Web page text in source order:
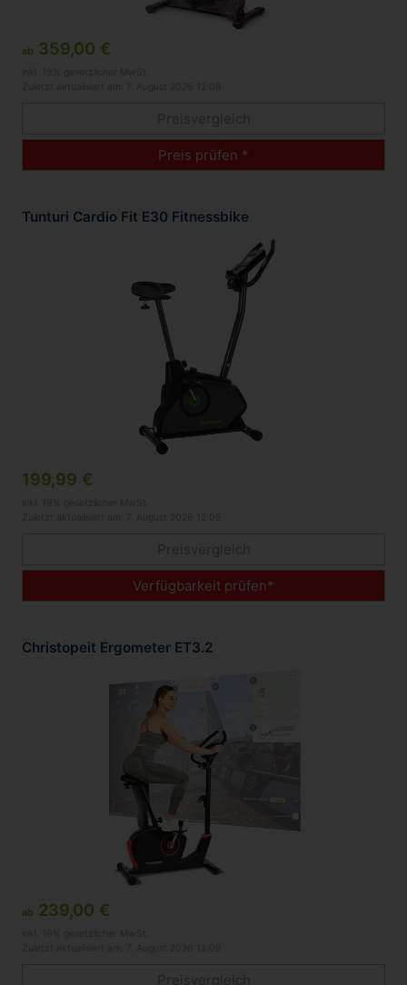
ab 359,00 €
Preis prüfen *
Tunturi Cardio Fit E30 Fitnessbike
199,99 €
Verfügbarkeit prüfen*
Christopeit Ergometer ET3.2
ab 239,00 €